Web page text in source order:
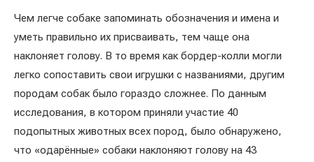
Чем легче собаке запоминать обозначения и имена и
уметь правильно их присваивать, тем чаще она
наклоняет голову. В то время как бордер-колли могли
легко сопоставить свои игрушки с названиями, другим
породам собак было гораздо сложнее. По данным
исследования, в котором приняли участие 40
подопытных животных всех пород, было обнаружено,
что «одарённые» собаки наклоняют голову на 43